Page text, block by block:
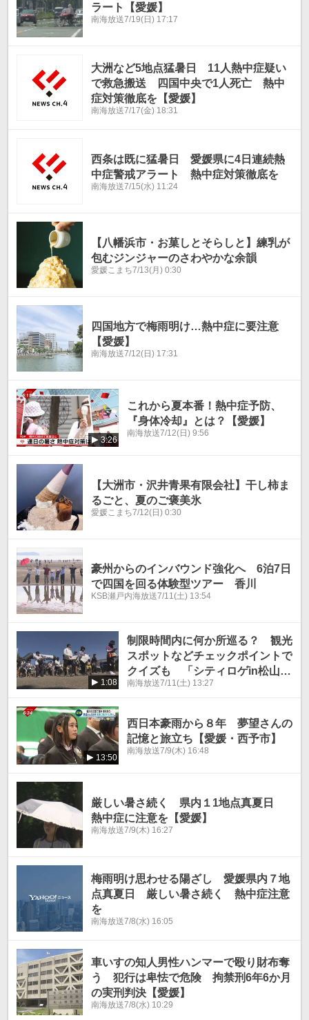
ラート【愛媛】
南海放送7/19(日) 17:17
大洲など5地点猛暑日 11人熱中症疑い
で救急搬送 四国中央で1人死亡 熱中
症対策徹底を【愛媛】
南海放送7/17(金) 18:31
西条は既に猛暑日 愛媛県に4日連続熱
中症警戒アラート 熱中症対策徹底を
南海放送7/15(水) 11:24
【八幡浜市・お菓しとそらしと】練乳が
包むジンジャーのさわやかな余韻
愛媛こまち7/13(月) 0:30
四国地方で梅雨明け…熱中症に要注意
【愛媛】
南海放送7/12(日) 17:31
3:26
これから夏本番！熱中症予防、
『身体冷却』とは？【愛媛】
南海放送7/12(日) 9:56
【大洲市・沢井青果有限会社】干し柿ま
るごと、夏のご褒美氷
愛媛こまち7/12(日) 0:30
豪州からのインバウンド強化へ 6泊7日
で四国を回る体験型ツアー 香川
KSB瀬戸内海放送7/11(土) 13:54
1:08
制限時間内に何か所巡る？ 観光
スポットなどチェックポイントで
クイズも 「シティロゲin松山」
【愛媛】
南海放送7/11(土) 13:27
13:50
西日本豪雨から８年 夢望さんの
記憶と旅立ち【愛媛・西予市】
南海放送7/9(木) 16:48
厳しい暑さ続く 県内１1地点真夏日
熱中症に注意を【愛媛】
南海放送7/9(木) 16:27
梅雨明け思わせる陽ざし 愛媛県内７地
点真夏日 厳しい暑さ続く 熱中症注意
を
南海放送7/8(水) 16:05
車いすの知人男性ハンマーで殴り財布奪
う 犯行は卑怯で危険 拘禁刑6年6か月
の実刑判決【愛媛】
南海放送7/8(水) 10:29